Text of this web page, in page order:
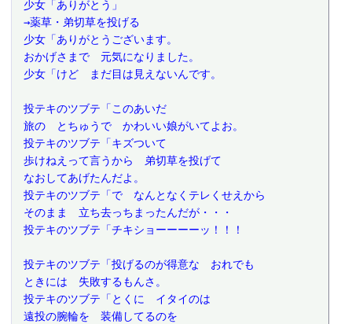
少女「ありがとう」
→薬草・弟切草を投げる
少女「ありがとうございます。
おかげさまで　元気になりました。
少女「けど　まだ目は見えないんです。
投テキのツブテ「このあいだ
旅の　とちゅうで　かわいい娘がいてよお。
投テキのツブテ「キズついて
歩けねえって言うから　弟切草を投げて
なおしてあげたんだよ。
投テキのツブテ「で　なんとなくテレくせえから
そのまま　立ち去っちまったんだが・・・
投テキのツブテ「チキショーーーーッ！！！
投テキのツブテ「投げるのが得意な　おれでも
ときには　失敗するもんさ。
投テキのツブテ「とくに　イタイのは
遠投の腕輪を　装備してるのを